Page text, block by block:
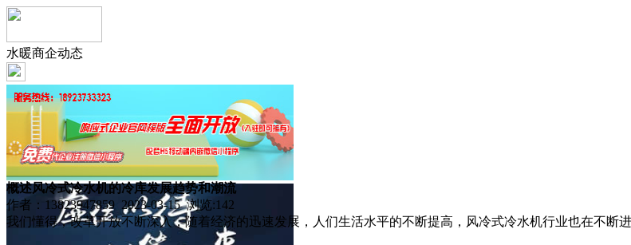
水暖商企动态
概述风冷式冷水机的冷库发展趋势和潮流
作者：13823947859 2023-03-15 浏览:142
我们懂得，改革开放不断深入，随着经济的迅速发展，人们生活水平的不断提高，风冷式冷水机行业也在不断